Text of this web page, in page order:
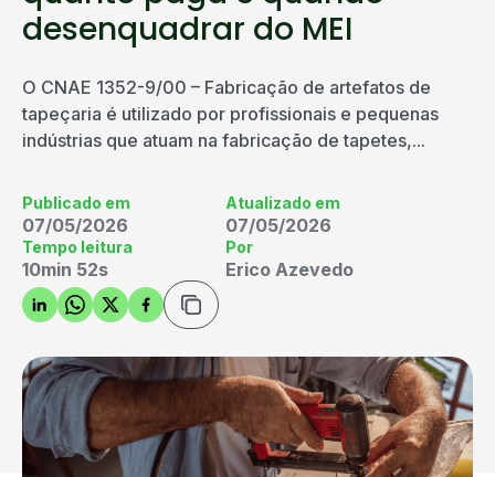
desenquadrar do MEI
O CNAE 1352-9/00 – Fabricação de artefatos de
tapeçaria é utilizado por profissionais e pequenas
indústrias que atuam na fabricação de tapetes,...
Publicado em
07/05/2026
Atualizado em
07/05/2026
Tempo leitura
10min 52s
Por
Erico Azevedo